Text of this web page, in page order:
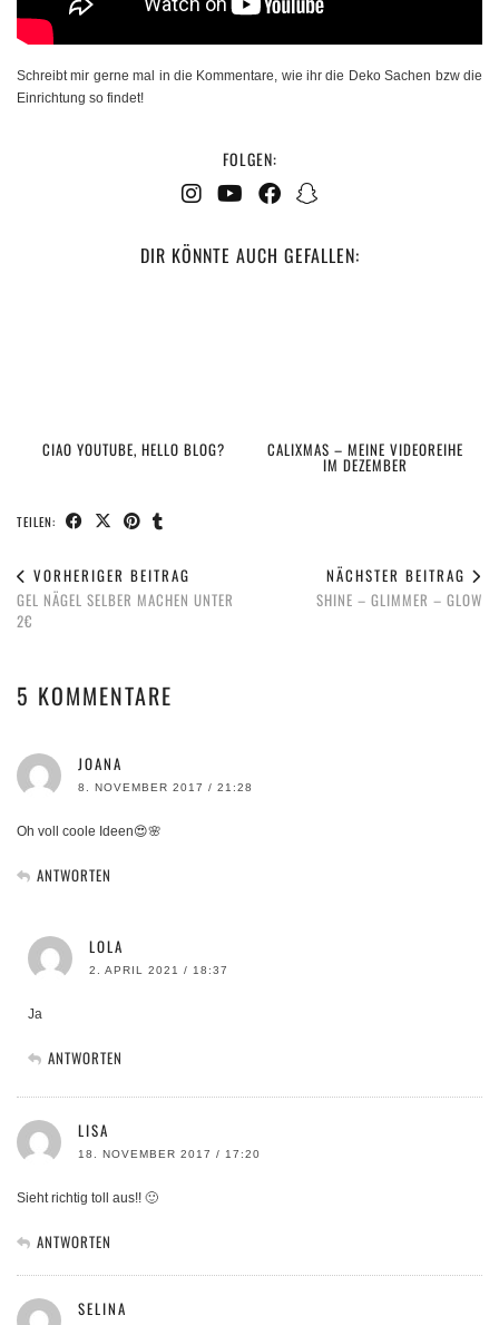
Schreibt mir gerne mal in die Kommentare, wie ihr die Deko Sachen bzw die
Einrichtung so findet!
FOLGEN:
DIR KÖNNTE AUCH GEFALLEN:
CIAO YOUTUBE, HELLO BLOG? CALIXMAS – MEINE VIDEOREIHE
IM DEZEMBER
TEILEN:
VORHERIGER BEITRAG
GEL NÄGEL SELBER MACHEN UNTER
2€
NÄCHSTER BEITRAG
SHINE – GLIMMER – GLOW
5 KOMMENTARE
JOANA
8. NOVEMBER 2017 / 21:28
Oh voll coole Ideen😍🌸
ANTWORTEN
LOLA
2. APRIL 2021 / 18:37
Ja
ANTWORTEN
LISA
18. NOVEMBER 2017 / 17:20
Sieht richtig toll aus!! 🙂
ANTWORTEN
SELINA